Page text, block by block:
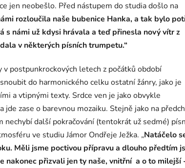
jen neobešlo. Před nástupem do studia došlo na
rozloučila naše bubenice Hanka, a tak bylo
s námi už kdysi hrávala a teď přinesla nový vítr z
v některých písních trumpetu.“
postpunkrockových letech z počátků období
do harmonického celku ostatní žánry, jako je
a vtipnými texty. Srdce ven je jako obvykle
zase o barevnou mozaiku. Stejně jako na
nechybí další pokračování (tentokrát už sedmé)
ve studiu Jámor Ondřeje Ježka. „Natáčelo
Měli jsme poctivou přípravu a dlouho předtím
nakonec přizvali jen ty naše, vnitřní ­ a o to milejší